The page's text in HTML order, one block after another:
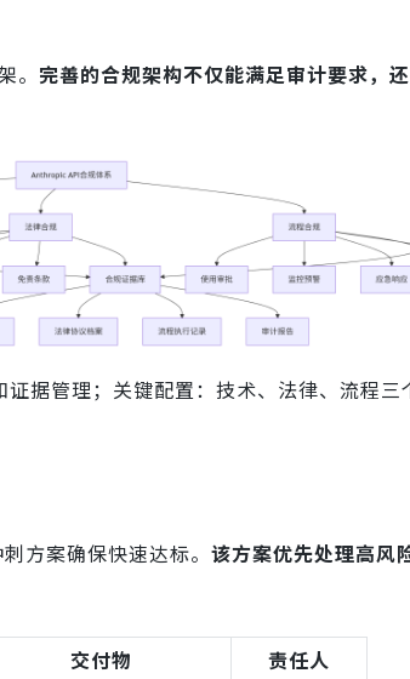
。 完善的合规架构不仅能满足审计要求，
证据管理；关键配置：技术、法律、流程三
方案确保快速达标。 该方案优先处理高风
交付物
责任人